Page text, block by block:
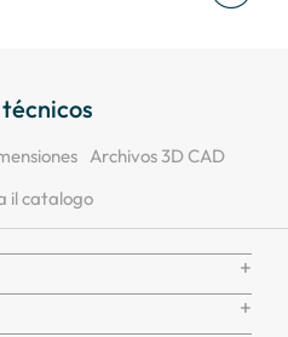
Archivos 3D CAD
il catalogo